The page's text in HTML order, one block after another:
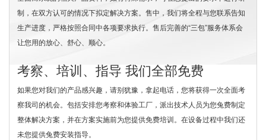
制，在双方认可的情况下拟定解决方案。售中，我们将全程与您联系告知
生产进度，严格按照合同中各项要求执行。售后完善的“三包”服务体系会
让您用的放心、舒心、顺心。
考察、培训、指导 我们全部免费
如果您对我们的产品感兴趣，请别犹豫，拿起电话，您将获得一次全面考
察我司的机会。包括安排您考察和体验工厂，派出技术人员为您兔费制定
整体解决方案，并在方案实施前为您提供免费培训。在设备过程中我们还
未您提供兔费安装指导。